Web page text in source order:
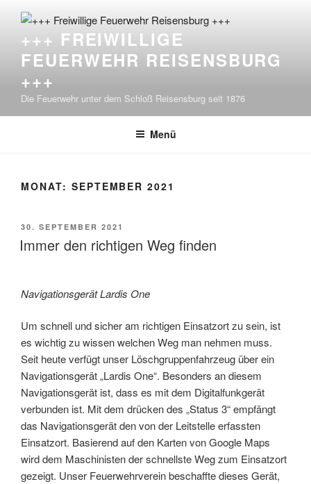
Inhalt
springen+++ FREIWILLIGE
FEUERWEHR REISENSBURG
+++
Die Feuerwehr unter dem Schloß Reisensburg seit 1876
Menü
MONAT: SEPTEMBER 2021
VERÖFFENTLICHT
AM
30. SEPTEMBER 2021
Immer den richtigen Weg finden
Navigationsgerät Lardis One
Um schnell und sicher am richtigen Einsatzort zu sein, ist
es wichtig zu wissen welchen Weg man nehmen muss.
Seit heute verfügt unser Löschgruppenfahrzeug über ein
Navigationsgerät „Lardis One“. Besonders an diesem
Navigationsgerät ist, dass es mit dem Digitalfunkgerät
verbunden ist. Mit dem drücken des „Status 3“ empfängt
das Navigationsgerät den von der Leitstelle erfassten
Einsatzort. Basierend auf den Karten von Google Maps
wird dem Maschinisten der schnellste Weg zum Einsatzort
gezeigt. Unser Feuerwehrverein beschaffte dieses Gerät,